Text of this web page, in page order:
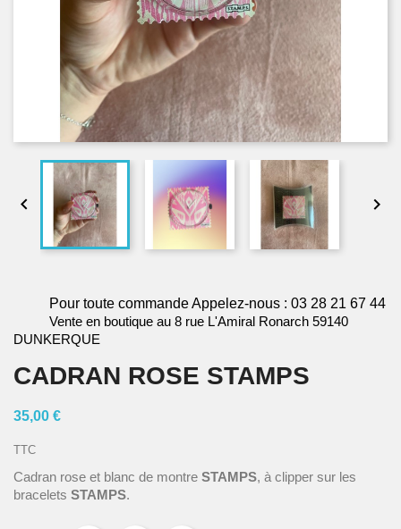
 
Pour toute commande Appelez-nous : 03 28 21 67 44
Vente en boutique au 8 rue L'Amiral Ronarch 59140
DUNKERQUE
CADRAN ROSE STAMPS
35,00 €
TTC
Cadran rose et blanc de montre STAMPS, à clipper sur les
bracelets STAMPS.